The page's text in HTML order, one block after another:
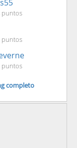
puntos
puntos
puntos
completo